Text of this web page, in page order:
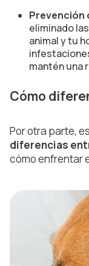
Prevención
eliminado
animal y tu
mantén una
Cómo
Por otra parte,
diferencias
cómo enfrentar